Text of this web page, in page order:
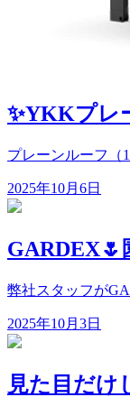
✨YKKプレ
プレーンルーフ
2025年10月6日
GARDEX🌷
弊社スタッフが
2025年10月3日
見た目だけ